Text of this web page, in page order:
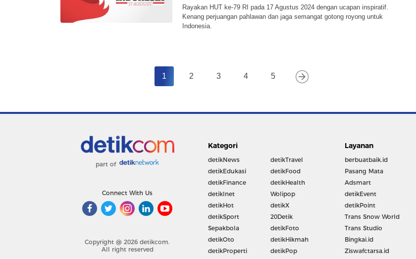
Rayakan HUT ke-79 RI pada 17 Agustus 2024 dengan ucapan inspiratif.
Kenang perjuangan pahlawan dan jaga semangat gotong royong untuk
Indonesia.
1 2 3 4 5
part of
Connect With Us
Copyright @ 2026 detikcom.
All right reserved
Kategori
detikNews
detikEdukasi
detikFinance
detikInet
detikHot
detikSport
Sepakbola
detikOto
detikProperti
detikTravel
detikFood
detikHealth
Wolipop
detikX
20Detik
detikFoto
detikHikmah
detikPop
Layanan
berbuatbaik.id
Pasang Mata
Adsmart
detikEvent
detikPoint
Trans Snow World
Trans Studio
Bingkai.id
Ziswafctarsa.id